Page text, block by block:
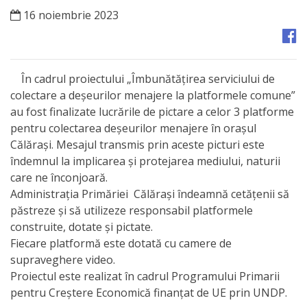
Strategii
Registrul
de
Stat
al
Actelor
Locale
Primăria
Aparatul
16 noiembrie 2023
În cadrul proiectului „Îmbunătățirea serviciului de
colectare a deșeurilor menajere la platformele comune”
au fost finalizate lucrările de pictare a celor 3 platforme
pentru colectarea deșeurilor menajere în orașul
Călărași. Mesajul transmis prin aceste picturi este
îndemnul la implicarea și protejarea mediului, naturii
care ne înconjoară.
Administrația Primăriei Călărași îndeamnă cetățenii să
păstreze și să utilizeze responsabil platformele
construite, dotate și pictate.
Fiecare platformă este dotată cu camere de
supraveghere video.
Proiectul este realizat în cadrul Programului Primarii
pentru Creștere Economică finanțat de UE prin UNDP.